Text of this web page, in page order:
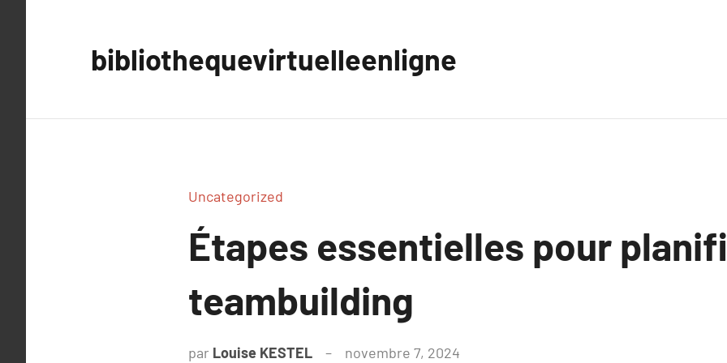
bibliothequevirtuelleenligne
Uncategorized
Étapes essentielles pour
teambuilding
par Louise KESTEL novembre 7, 2024